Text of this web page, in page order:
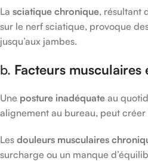
La sciatique chronique, résultant
sur le nerf sciatique, provoque
jusqu’aux jambes.
b. Facteurs musculaires
Une posture inadéquate au
alignement au bureau, peut créer
Les douleurs musculaires
surcharge ou un manque